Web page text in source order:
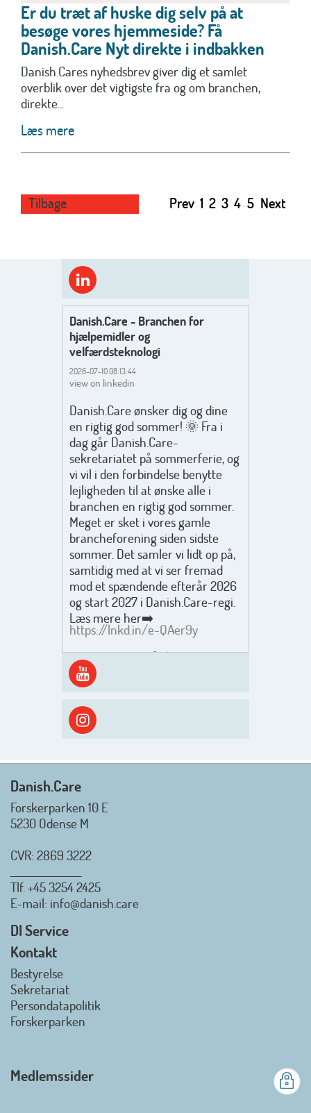
Er du træt af huske dig selv på at
besøge vores hjemmeside? Få
Danish.Care Nyt direkte i indbakken
Danish.Cares nyhedsbrev giver dig et samlet
overblik over det vigtigste fra og om branchen,
direkte...
Læs mere
Tilbage Prev 1 2 3 4 5 Next
Danish.Care - Branchen for
hjælpemidler og
velfærdsteknologi
2026-07-10 08:13:44
view on linkedin
Danish.Care ønsker dig og dine
en rigtig god sommer! 🌞 Fra i
dag går Danish.Care-
sekretariatet på sommerferie, og
vi vil i den forbindelse benytte
lejligheden til at ønske alle i
branchen en rigtig god sommer.
Meget er sket i vores gamle
brancheforening siden sidste
sommer. Det samler vi lidt op på,
samtidig med at vi ser fremad
mod et spændende efterår 2026
og start 2027 i Danish.Care-regi.
Læs mere her➡️
https://lnkd.in/e-QAer9y
Men inden det går løs med en
spændende og aktivt
efterårsæson, så går turen først
ud i solen, ned til vandet og ind i
skyggen igen. Danish.Care holder
sommerlukket i uge 29 + 30.
Mvh. Anders, Helle og Malthe
Danish.Care - Branchen for
hjælpemidler og
Danish.Care fra den 01. juli 2026
officielt kan kalde sig for
medlemsforening i DI - Dansk
gennemslagskraft og skabe
Danish.Care
Forskerparken 10 E
5230 Odense M
CVR: 2869 3222
Tlf. +45 3254 2425
E-mail: info@danish.care
DI Service
Kontakt
Bestyrelse
Sekretariat
Persondatapolitik
Forskerparken
Medlemssider